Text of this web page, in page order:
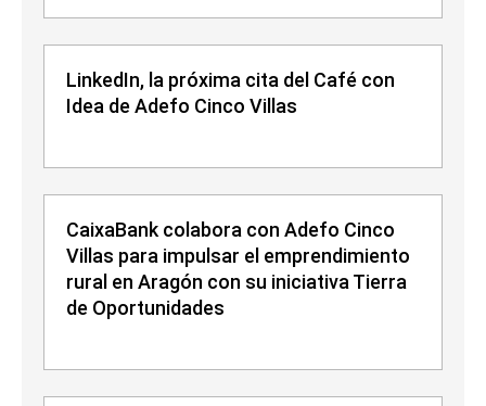
LinkedIn, la próxima cita del Café con
Idea de Adefo Cinco Villas
CaixaBank colabora con Adefo Cinco
Villas para impulsar el emprendimiento
rural en Aragón con su iniciativa Tierra
de Oportunidades